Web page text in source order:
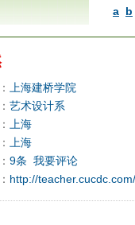
a b
上海建桥学院
艺术设计系
上海
上海
9条 我要评论
http://